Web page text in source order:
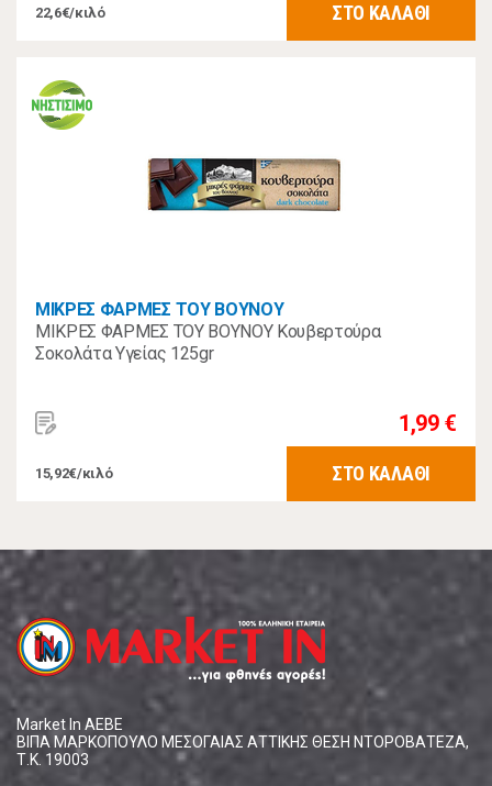
22,6€/κιλό ΣΤΟ ΚΑΛΑΘΙ
ΜΙΚΡΕΣ ΦΑΡΜΕΣ ΤΟΥ ΒΟΥΝΟΥ
ΜΙΚΡΕΣ ΦΑΡΜΕΣ ΤΟΥ ΒΟΥΝΟΥ Κουβερτούρα
Σοκολάτα Υγείας 125gr
1,99 €
15,92€/κιλό ΣΤΟ ΚΑΛΑΘΙ
Market In ΑΕΒΕ
ΒΙΠΑ ΜΑΡΚΟΠΟΥΛΟ ΜΕΣΟΓΑΙΑΣ ΑΤΤΙΚΗΣ ΘΕΣΗ ΝΤΟΡΟΒΑΤΕΖΑ,
Τ.Κ. 19003